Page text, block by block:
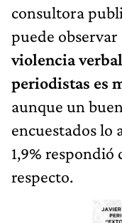
consultora
puede observar
violencia
periodistas es
aunque un
encuestados lo
1,9% respondió
respecto.